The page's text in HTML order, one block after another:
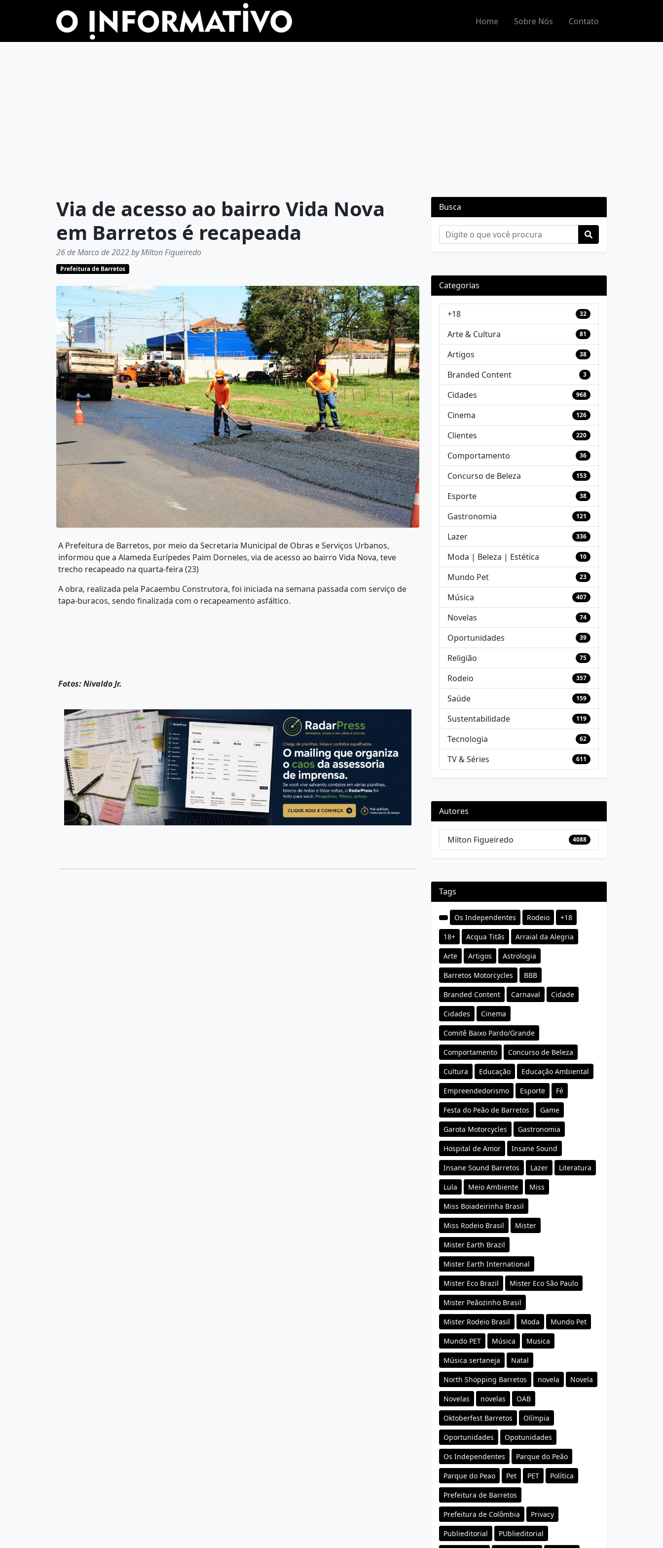
Home Sobre Nós Contato
Via de acesso ao bairro Vida Nova
em Barretos é recapeada
26 de Marco de 2022 by Milton Figueiredo
Prefeitura de Barretos
A Prefeitura de Barretos, por meio da Secretaria Municipal de Obras e Serviços Urbanos,
informou que a Alameda Eurípedes Paim Dorneles, via de acesso ao bairro Vida Nova, teve
trecho recapeado na quarta-feira (23)
A obra, realizada pela Pacaembu Construtora, foi iniciada na semana passada com serviço de
tapa-buracos, sendo finalizada com o recapeamento asfáltico.
Fotos: Nivaldo Jr.
Busca
Categorias
+18 32
Arte & Cultura 81
Artigos 38
Branded Content 3
Cidades 968
Cinema 126
Clientes 220
Comportamento 36
Concurso de Beleza 153
Esporte 38
Gastronomia 121
Lazer 336
Moda | Beleza | Estética 10
Mundo Pet 23
Música 407
Novelas 74
Oportunidades 39
Religião 75
Rodeio 357
Saúde 159
Sustentabilidade 119
Tecnologia 62
TV & Séries 611
Autores
Milton Figueiredo 4088
Tags
Os Independentes Rodeio +18
18+ Acqua Titãs Arraial da Alegria
Arte Artigos Astrologia
Barretos Motorcycles BBB
Branded Content Carnaval Cidade
Cidades Cinema
Comitê Baixo Pardo/Grande
Comportamento Concurso de Beleza
Cultura Educação Educação Ambiental
Empreendedorismo Esporte Fé
Festa do Peão de Barretos Game
Garota Motorcycles Gastronomia
Hospital de Amor Insane Sound
Insane Sound Barretos Lazer Literatura
Lula Meio Ambiente Miss
Miss Boiadeirinha Brasil
Miss Rodeio Brasil Mister
Mister Earth Brazil
Mister Earth International
Mister Eco Brazil Mister Eco São Paulo
Mister Peãozinho Brasil
Mister Rodeio Brasil Moda Mundo Pet
Mundo PET Música Musica
Música sertaneja Natal
North Shopping Barretos novela Novela
Novelas novelas OAB
Oktoberfest Barretos Olímpia
Oportunidades Opotunidades
Os Independentes Parque do Peão
Parque do Peao Pet PET Política
Prefeitura de Barretos
Prefeitura de Colômbia Privacy
Publieditorial PUblieditorial